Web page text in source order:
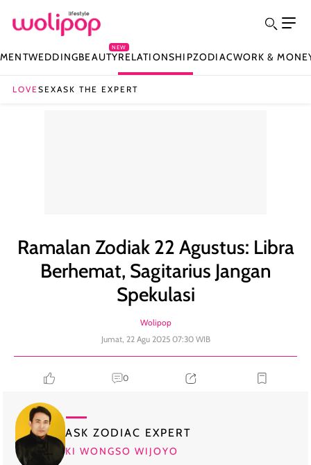
WEDDINGBEAUTY
NEW
RELATIONSHIPZODIACWORK &
LOVESEXASK THE EXPERT
Ramalan Zodiak 22 Agustus: Libra
Berhemat, Sagitarius Jangan
Spekulasi
Wolipop
Jumat, 22 Agu 2025 07:30 WIB
0
ASK ZODIAC EXPERT
KI WONGSO WIJOYO